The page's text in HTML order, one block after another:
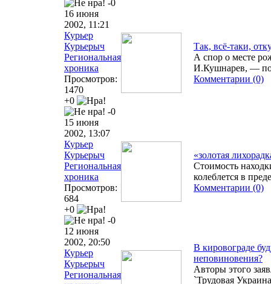
-0
16 июня
2002, 11:21
Курьер
Курьерыч
Региональная
хроника
Просмотров:
1470
+0
-0
Так, всё-таки,
А спор о месте
И.Кушнарев, —
Комментарии (0)
15 июня
2002, 13:07
Курьер
Курьерыч
Региональная
хроника
Просмотров:
684
+0
-0
«золотая
Стоимость
колеблется в
Комментарии (0)
12 июня
2002, 20:50
Курьер
Курьерыч
Региональная
В кировограде
неповиновения?
Авторы этого
`Трудовая